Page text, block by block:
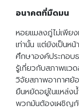
อนาคตที่มืดมน
หอยแมลงภู่ไม่เพีย
เท่านั้น แต่ยังเป็นห
ศึกษาองค์ประกอบ
รู้เกี่ยวกับสภาพแว
วิจัยสภาพอากาศย้
ยืนหยัดอยู่ในแหล่ง
พวกมันต้องเผชิญกั